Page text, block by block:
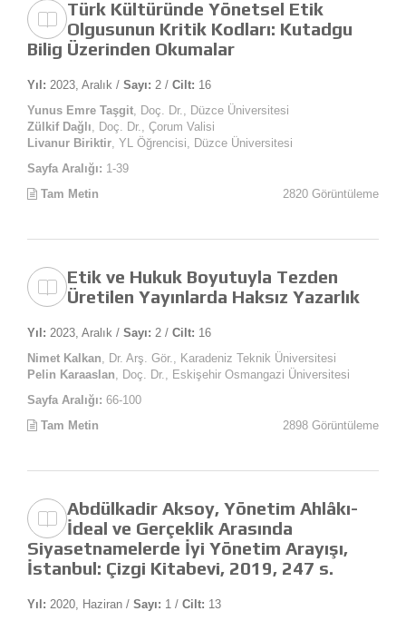
Türk Kültüründe Yönetsel Etik
Olgusunun Kritik Kodları: Kutadgu
Bilig Üzerinden Okumalar
Yıl: 2023, Aralık / Sayı: 2 / Cilt: 16
Yunus Emre Taşgit , Doç. Dr., Düzce Üniversitesi
Zülkif Dağlı , Doç. Dr., Çorum Valisi
Livanur Biriktir , YL Öğrencisi, Düzce Üniversitesi
Sayfa Aralığı: 1-39
Tam Metin
2820 Görüntüleme
Etik ve Hukuk Boyutuyla Tezden
Üretilen Yayınlarda Haksız Yazarlık
Yıl: 2023, Aralık / Sayı: 2 / Cilt: 16
Nimet Kalkan , Dr. Arş. Gör., Karadeniz Teknik Üniversitesi
Pelin Karaaslan , Doç. Dr., Eskişehir Osmangazi Üniversitesi
Sayfa Aralığı: 66-100
Tam Metin
2898 Görüntüleme
Abdülkadir Aksoy, Yönetim Ahlâkı-
İdeal ve Gerçeklik Arasında
Siyasetnamelerde İyi Yönetim Arayışı,
İstanbul: Çizgi Kitabevi, 2019, 247 s.
Yıl: 2020, Haziran / Sayı: 1 / Cilt: 13